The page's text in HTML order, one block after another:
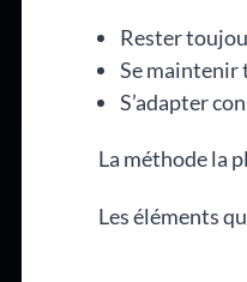
Rester
Se maintenir
S’adapter
La méthode la
Les éléments